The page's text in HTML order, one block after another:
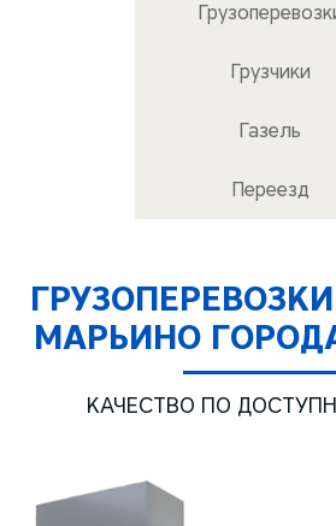
Грузчики
Газель
Переезд
МАРЬИНО
КАЧЕСТВО ПО